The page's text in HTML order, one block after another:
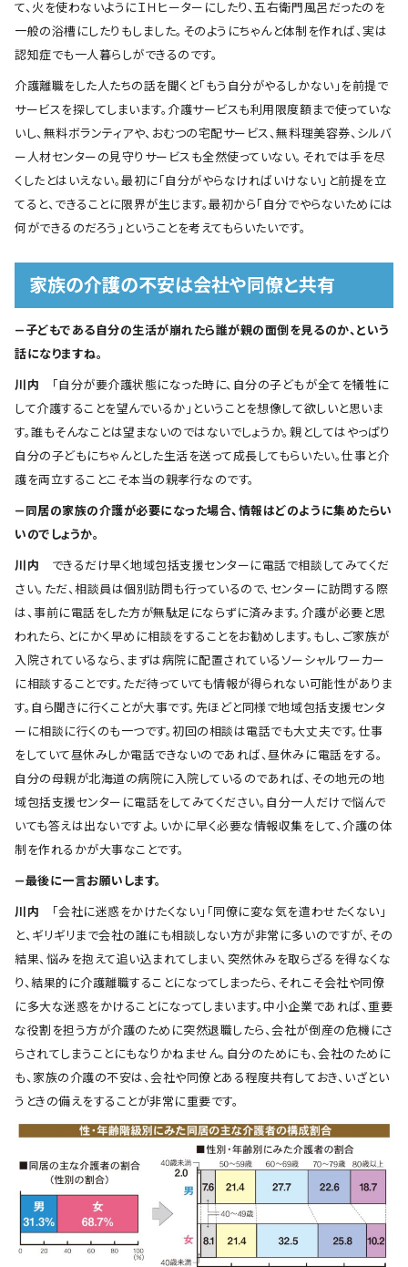
て、火を使わないようにＩＨヒーターにしたり、五右衛門風呂だったのを
一般の浴槽にしたりもしました。そのようにちゃんと体制を作れば、実は
認知症でも一人暮らしができるのです。
介護離職をした人たちの話を聞くと「もう自分がやるしかない」を前提で
サービスを探してしまいます。介護サービスも利用限度額まで使っていな
いし、無料ボランティアや、おむつの宅配サービス、無料理美容券、シルバ
ー人材センターの見守りサービスも全然使っていない。それでは手を尽
くしたとはいえない。最初に「自分がやらなければいけない」と前提を立
てると、できることに限界が生じます。最初から「自分でやらないためには
何ができるのだろう」ということを考えてもらいたいです。
家族の介護の不安は会社や同僚と共有
―子どもである自分の生活が崩れたら誰が親の面倒を見るのか、という
話になりますね。
川内
「自分が要介護状態になった時に、自分の子どもが全てを犠牲に
して介護することを望んでいるか」ということを想像して欲しいと思いま
す。誰もそんなことは望まないのではないでしょうか。親としてはやっぱり
自分の子どもにちゃんとした生活を送って成長してもらいたい。仕事と介
護を両立することこそ本当の親孝行なのです。
―同居の家族の介護が必要になった場合、情報はどのように集めたらい
いのでしょうか。
川内 できるだけ早く地域包括支援センターに電話で相談してみてくだ
さい。ただ、相談員は個別訪問も行っているので、センターに訪問する際
は、事前に電話をした方が無駄足にならずに済みます。介護が必要と思
われたら、とにかく早めに相談をすることをお勧めします。もし、ご家族が
入院されているなら、まずは病院に配置されているソーシャルワーカー
に相談することです。ただ待っていても情報が得られない可能性がありま
す。自ら聞きに行くことが大事です。先ほどと同様で地域包括支援センタ
ーに相談に行くのも一つです。初回の相談は電話でも大丈夫です。仕事
をしていて昼休みしか電話できないのであれば、昼休みに電話をする。
自分の母親が北海道の病院に入院しているのであれば、その地元の地
域包括支援センターに電話をしてみてください。自分一人だけで悩んで
いても答えは出ないですよ。いかに早く必要な情報収集をして、介護の体
制を作れるかが大事なことです。
―最後に一言お願いします。
川内
「会社に迷惑をかけたくない」「同僚に変な気を遣わせたくない」
と、ギリギリまで会社の誰にも相談しない方が非常に多いのですが、その
結果、悩みを抱えて追い込まれてしまい、突然休みを取らざるを得なくな
り、結果的に介護離職することになってしまったら、それこそ会社や同僚
に多大な迷惑をかけることになってしまいます。中小企業であれば、重要
な役割を担う方が介護のために突然退職したら、会社が倒産の危機にさ
らされてしまうことにもなりかねません。自分のためにも、会社のために
も、家族の介護の不安は、会社や同僚とある程度共有しておき、いざとい
うときの備えをすることが非常に重要です。